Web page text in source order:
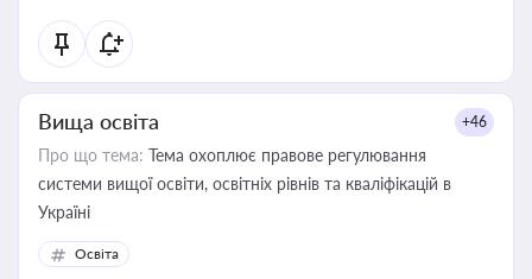
Вища освіта +46
Про що тема: Тема охоплює правове регулювання
системи вищої освіти, освітніх рівнів та кваліфікацій в
Україні
Освіта